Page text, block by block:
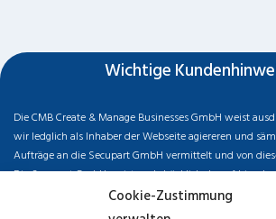
Cookie-Zustimmung
Wichtige
Die CMB Create & Manage Businesses GmbH weist
wir ledglich als Inhaber der Webseite agiereren und
Aufträge an die Secupart GmbH vermittelt und von
Die Secupart GmbH weist nachdrücklich darauf hin,
Ortschaften keine Zweigstelle haben, sondern die
mobiler Dienstleister zu unserem fairen Ortstarif bieten.